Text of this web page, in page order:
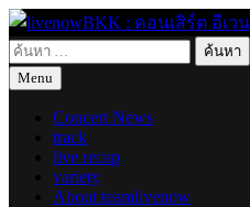
Skip
to
content
livenowBKK : คอนเสิร์ต อีเวน
live for today
ค้นหา
สำหรับ:
Menu
Concert News
track
live recap
variety
About teamlivenow